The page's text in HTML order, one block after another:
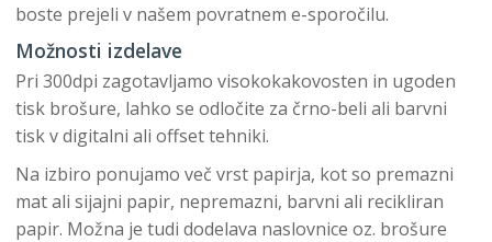
boste prejeli v našem povratnem e-sporočilu.
Možnosti izdelave
Pri 300dpi zagotavljamo visokokakovosten in ugoden
tisk brošure, lahko se odločite za črno-beli ali barvni
tisk v digitalni ali offset tehniki.
Na izbiro ponujamo več vrst papirja, kot so premazni
mat ali sijajni papir, nepremazni, barvni ali recikliran
papir. Možna je tudi dodelava naslovnice oz. brošure